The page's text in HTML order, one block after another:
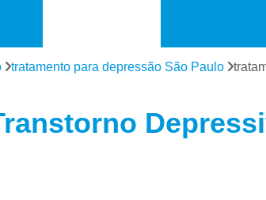
tratamento para depressão São Paulo